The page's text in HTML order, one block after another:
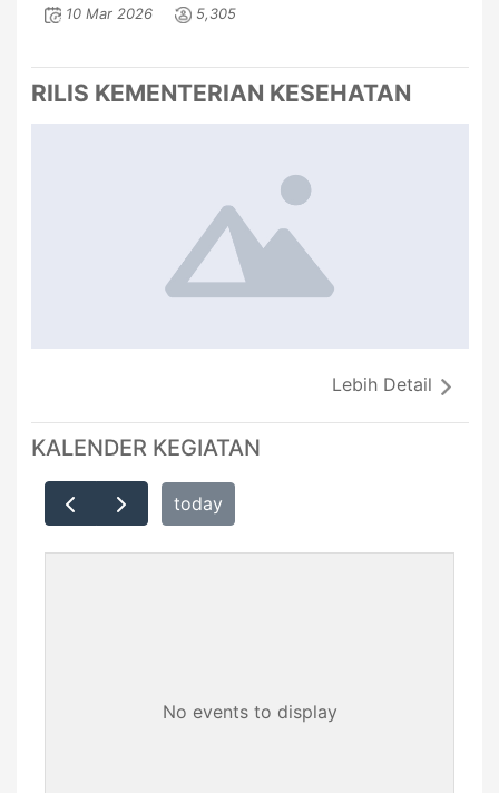
10 Mar 2026 5,305
RILIS KEMENTERIAN KESEHATAN
Lebih Detail
KALENDER KEGIATAN
today
No events to display